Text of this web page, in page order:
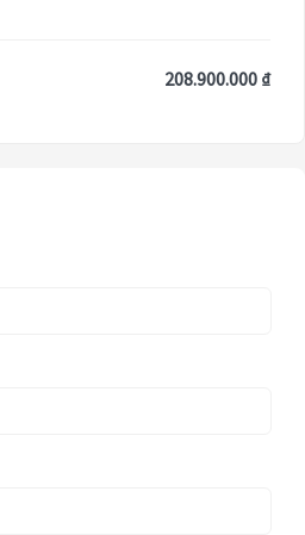
208.900.000 ₫